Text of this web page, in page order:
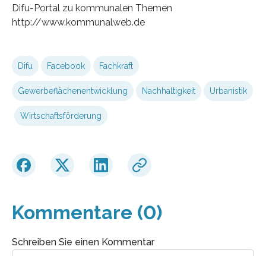
Difu-Portal zu kommunalen Themen
http://www.kommunalweb.de
Difu Facebook Fachkraft
Gewerbeflächenentwicklung Nachhaltigkeit Urbanistik
Wirtschaftsförderung
Kommentare (0)
Schreiben Sie einen Kommentar